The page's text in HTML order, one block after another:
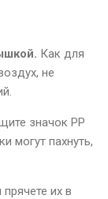
Как для
не
значок PP
могут пахнуть,
их в